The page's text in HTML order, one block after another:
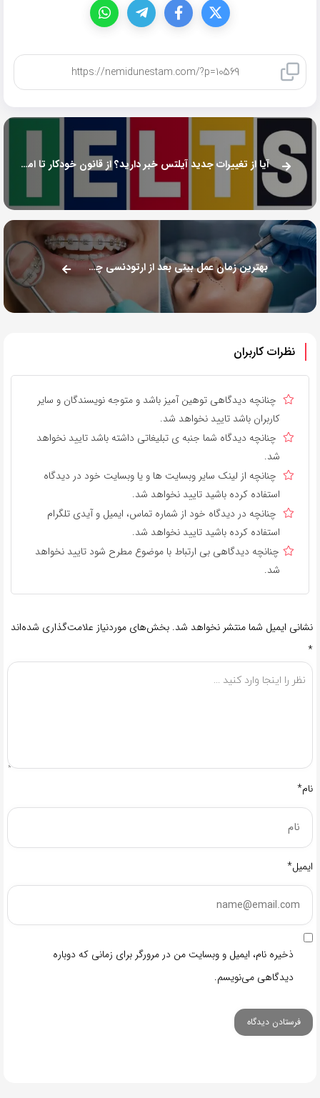
آیا از تغییرات جدید آیلتس خبر دارید؟ از قانون خودکار تا امکان ری‌تست یک مهارت!
بهترین زمان عمل بینی بعد از ارتودنسی چه وقتی است؟
نظرات کاربران
چنانچه دیدگاهی توهین آمیز باشد و متوجه نویسندگان و سایر
کاربران باشد تایید نخواهد شد.
چنانچه دیدگاه شما جنبه ی تبلیغاتی داشته باشد تایید نخواهد
شد.
چنانچه از لینک سایر وبسایت ها و یا وبسایت خود در دیدگاه
استفاده کرده باشید تایید نخواهد شد.
چنانچه در دیدگاه خود از شماره تماس، ایمیل و آیدی تلگرام
استفاده کرده باشید تایید نخواهد شد.
چنانچه دیدگاهی بی ارتباط با موضوع مطرح شود تایید نخواهد
شد.
نشانی ایمیل شما منتشر نخواهد شد. بخش‌های موردنیاز علامت‌گذاری شده‌اند
*
نام*
ایمیل*
ذخیره نام، ایمیل و وبسایت من در مرورگر برای زمانی که دوباره
دیدگاهی می‌نویسم.